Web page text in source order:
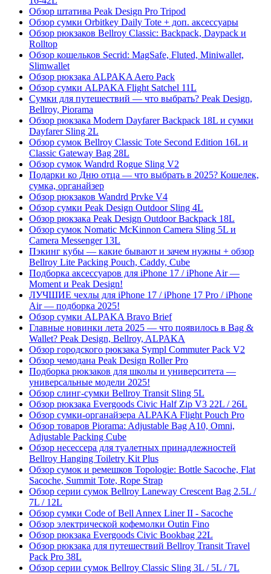
Обзор штатива Peak Design Pro Tripod
Обзор сумки Orbitkey Daily Tote + доп. аксессуары
Обзор рюкзаков Bellroy Classic: Backpack, Daypack и
Rolltop
Обзор кошельков Secrid: MagSafe, Fluted, Miniwallet,
Slimwallet
Обзор рюкзака ALPAKA Aero Pack
Обзор сумки ALPAKA Flight Satchel 11L
Сумки для путешествий — что выбрать? Peak Design,
Bellroy, Piorama
Обзор рюкзака Modern Dayfarer Backpack 18L и сумки
Dayfarer Sling 2L
Обзор сумок Bellroy Classic Tote Second Edition 16L и
Classic Gateway Bag 28L
Обзор сумок Wandrd Rogue Sling V2
Подарки ко Дню отца — что выбрать в 2025? Кошелек,
сумка, органайзер
Обзор рюкзаков Wandrd Prvke V4
Обзор сумки Peak Design Outdoor Sling 4L
Обзор рюкзака Peak Design Outdoor Backpack 18L
Обзор сумок Nomatic McKinnon Camera Sling 5L и
Camera Messenger 13L
Пэкинг кубы — какие бывают и зачем нужны + обзор
Bellroy Lite Packing Pouch, Caddy, Cube
Подборка аксессуаров для iPhone 17 / iPhone Air —
Moment и Peak Design!
ЛУЧШИЕ чехлы для iPhone 17 / iPhone 17 Pro / iPhone
Air — подборка 2025!
Обзор сумки ALPAKA Bravo Brief
Главные новинки лета 2025 — что появилось в Bag &
Wallet? Peak Design, Bellroy, ALPAKA
Обзор городского рюкзака Sympl Commuter Pack V2
Обзор чемодана Peak Design Roller Pro
Подборка рюкзаков для школы и университета —
универсальные модели 2025!
Обзор слинг-сумки Bellroy Transit Sling 5L
Обзор рюкзака Evergoods Civic Half Zip V3 22L / 26L
Обзор сумки-органайзера ALPAKA Flight Pouch Pro
Обзор товаров Piorama: Adjustable Bag A10, Omni,
Adjustable Packing Cube
Обзор несессера для туалетных принадлежностей
Bellroy Hanging Toiletry Kit Plus
Обзор сумок и ремешков Topologie: Bottle Sacoche, Flat
Sacoche, Summit Tote, Rope Strap
Обзор серии сумок Bellroy Laneway Crescent Bag 2.5L /
7L / 12L
Обзор сумки Code of Bell Annex Liner II - Sacoche
Обзор электрической кофемолки Outin Fino
Обзор рюкзака Evergoods Civic Bookbag 22L
Обзор рюкзака для путешествий Bellroy Transit Travel
Pack Pro 38L
Обзор серии сумок Bellroy Classic Sling 3L / 5L / 7L